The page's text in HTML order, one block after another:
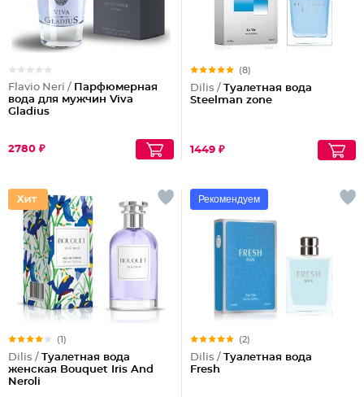
Flavio Neri / Парфюмерная
вода для мужчин Viva
Gladius
2780 ₽
(8)
Dilis / Туалетная вода
Steelman zone
1449 ₽
(1)
Dilis / Туалетная вода
женская Bouquet Iris And
Neroli
Рекомендуем
(2)
Dilis / Туалетная вода
Fresh